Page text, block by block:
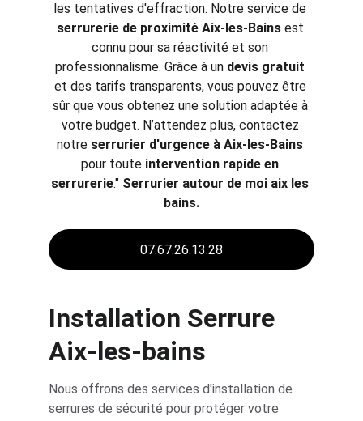
les tentatives d'effraction. Notre service de
serrurerie de proximité Aix-les-Bains est
connu pour sa réactivité et son
professionnalisme. Grâce à un devis gratuit
et des tarifs transparents, vous pouvez être
sûr que vous obtenez une solution adaptée à
votre budget. N’attendez plus, contactez
notre serrurier d'urgence à Aix-les-Bains
pour toute intervention rapide en
serrurerie." Serrurier autour de moi aix les
bains.
07.67.26.13.28
Installation Serrure
Aix-les-bains
Nous offrons des services d'installation de
serrures de sécurité pour protéger votre